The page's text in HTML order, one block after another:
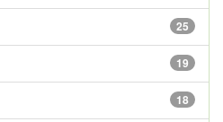
25
19
18